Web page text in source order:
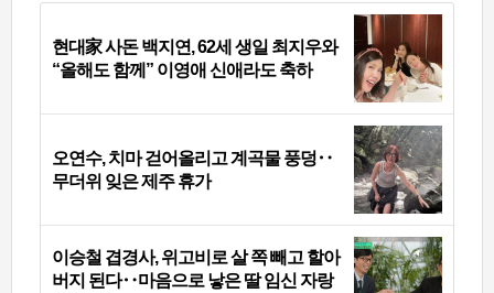
현대家 사돈 백지연, 62세 생일 최지우와
“올해도 함께” 이영애 신애라도 축하
오연수, 치마 걷어올리고 계곡물 풍덩‥
무더위 잊은 제주 휴가
이승철 겹경사, 위고비로 살 쪽 빼고 할아
버지 된다‥마음으로 낳은 딸 임신 자랑